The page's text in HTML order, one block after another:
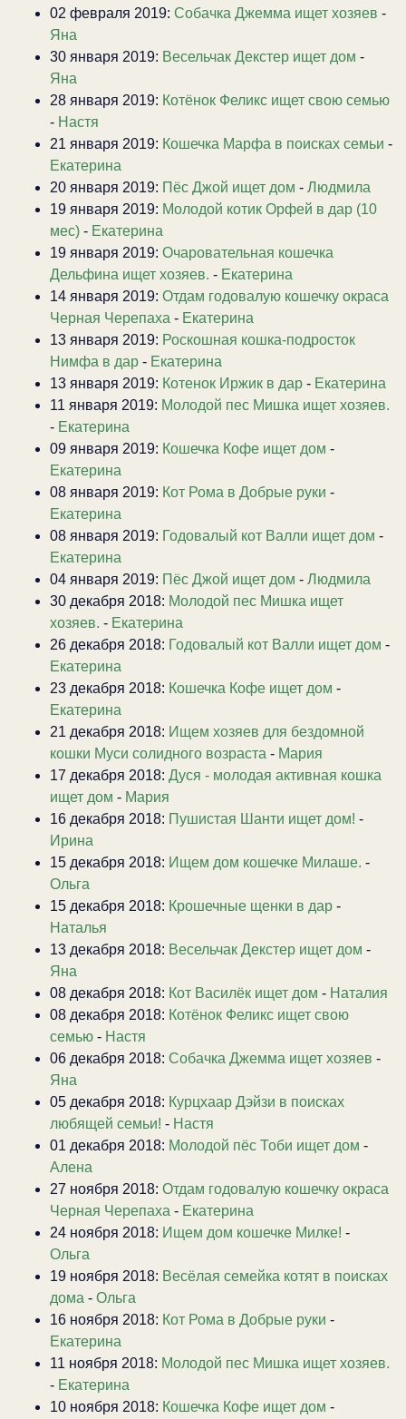
02 февраля 2019: Собачка Джемма ищет хозяев -
Яна
30 января 2019: Весельчак Декстер ищет дом -
Яна
28 января 2019: Котёнок Феликс ищет свою семью
- Настя
21 января 2019: Кошечка Марфа в поисках семьи -
Екатерина
20 января 2019: Пёс Джой ищет дом - Людмила
19 января 2019: Молодой котик Орфей в дар (10
мес) - Екатерина
19 января 2019: Очаровательная кошечка
Дельфина ищет хозяев. - Екатерина
14 января 2019: Отдам годовалую кошечку окраса
Черная Черепаха - Екатерина
13 января 2019: Роскошная кошка-подросток
Нимфа в дар - Екатерина
13 января 2019: Котенок Иржик в дар - Екатерина
11 января 2019: Молодой пес Мишка ищет хозяев.
- Екатерина
09 января 2019: Кошечка Кофе ищет дом -
Екатерина
08 января 2019: Кот Рома в Добрые руки -
Екатерина
08 января 2019: Годовалый кот Валли ищет дом -
Екатерина
04 января 2019: Пёс Джой ищет дом - Людмила
30 декабря 2018: Молодой пес Мишка ищет
хозяев. - Екатерина
26 декабря 2018: Годовалый кот Валли ищет дом -
Екатерина
23 декабря 2018: Кошечка Кофе ищет дом -
Екатерина
21 декабря 2018: Ищем хозяев для бездомной
кошки Муси солидного возраста - Мария
17 декабря 2018: Дуся - молодая активная кошка
ищет дом - Мария
16 декабря 2018: Пушистая Шанти ищет дом! -
Ирина
15 декабря 2018: Ищем дом кошечке Милаше. -
Ольга
15 декабря 2018: Крошечные щенки в дар -
Наталья
13 декабря 2018: Весельчак Декстер ищет дом -
Яна
08 декабря 2018: Кот Василёк ищет дом - Наталия
08 декабря 2018: Котёнок Феликс ищет свою
семью - Настя
06 декабря 2018: Собачка Джемма ищет хозяев -
Яна
05 декабря 2018: Курцхаар Дэйзи в поисках
любящей семьи! - Настя
01 декабря 2018: Молодой пёс Тоби ищет дом -
Алена
27 ноября 2018: Отдам годовалую кошечку окраса
Черная Черепаха - Екатерина
24 ноября 2018: Ищем дом кошечке Милке! -
Ольга
19 ноября 2018: Весёлая семейка котят в поисках
дома - Ольга
16 ноября 2018: Кот Рома в Добрые руки -
Екатерина
11 ноября 2018: Молодой пес Мишка ищет хозяев.
- Екатерина
10 ноября 2018: Кошечка Кофе ищет дом -